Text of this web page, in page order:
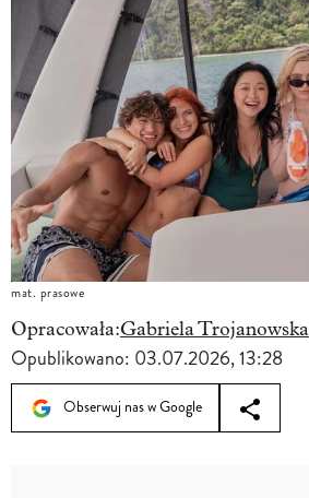
mat. prasowe
Opracowała:Gabriela Trojanowska
Opublikowano: 03.07.2026, 13:28
Obserwuj nas w Google